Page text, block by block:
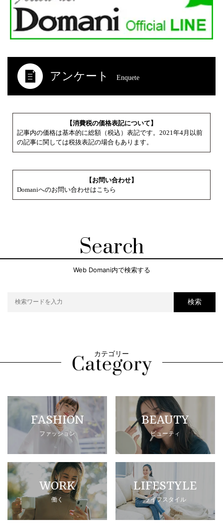
アンケート Enquete
【消費税の価格表記について】
記事内の価格は基本的に総額（税込）表記です。2021年4月以前
の記事に関しては税抜表記の場合もあります。
【お問い合わせ】
Domaniへのお問い合わせはこちら
Search
Web Domani内で検索する
検索
カテゴリー
FASHION
ファッション
BEAUTY
ビューティ
WORK
働く
LIFESTYLE
ライフスタイル